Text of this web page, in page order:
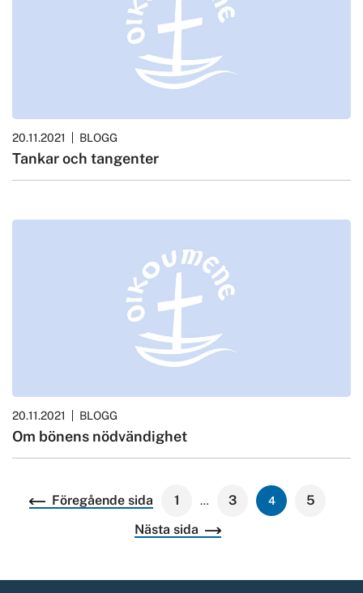
20.11.2021 BLOGG
Tankar och tangenter
20.11.2021 BLOGG
Om bönens nödvändighet
Fler
artiklarFöregående sida 1 … 3 4
5
Nästa sida